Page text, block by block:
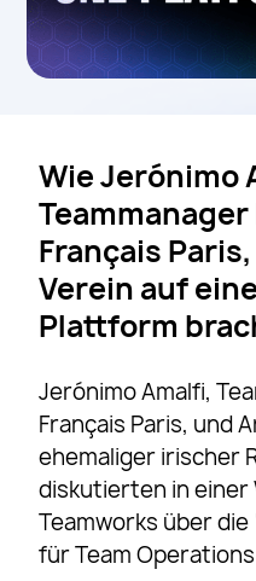
Wie Jerónimo
Français
Verein auf
Plattform
Jerónimo Amalfi,
Français Paris, und
ehemaliger irischer
diskutierten in einer
Teamworks über
für Team Operations